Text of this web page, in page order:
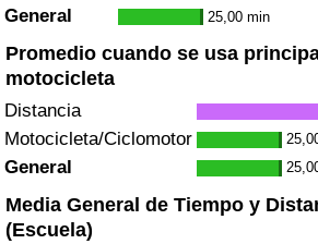
General 25,00 min
Promedio cuando se usa
motocicleta
Distancia
Motocicleta/Ciclomotor
General
Media General de Tiempo y
(Escuela)